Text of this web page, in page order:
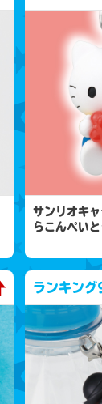
サンリオキ
らこんぺい
ランキング